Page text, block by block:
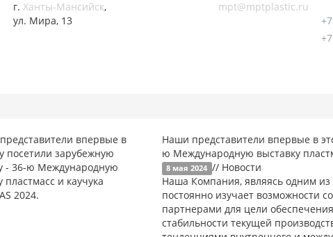
г. Ханты-Мансийск,
ул. Мира, 13
mpt@mptplastic.ru
Наши представители впервые в
ю Международную выставку
8 мая 2024 // Новости
Наша Компания, являясь одним
постоянно изучает возможности
партнерами для цели
стабильности текущей